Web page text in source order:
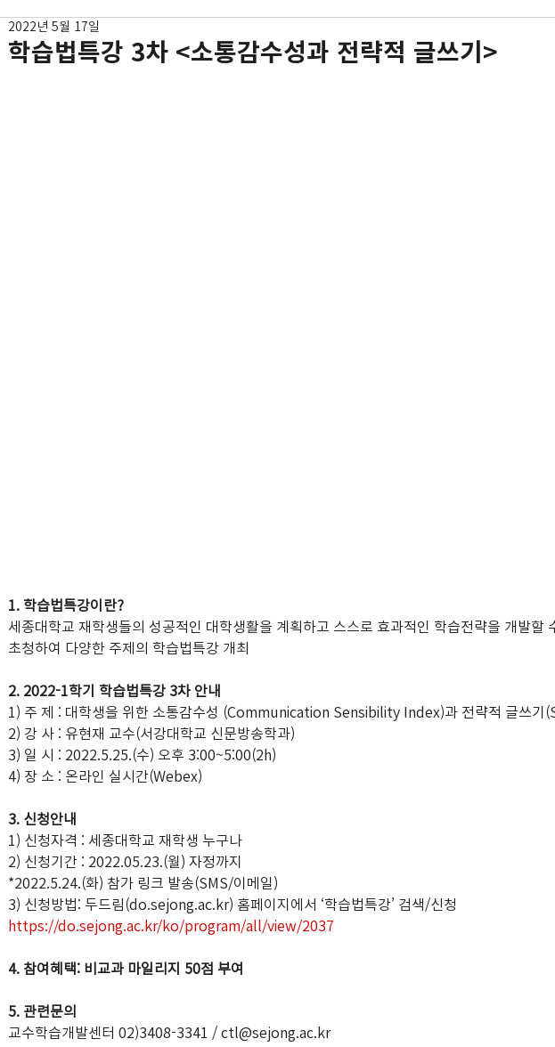
학습법특강 3차 <소통감수성과 전략적 글쓰기>
2022년 5월 17일
1. 학습법특강이란?
세종대학교 재학생들의 성공적인 대학생활을 계획하고 스스로 효과적인 학습전략을 개발할
초청하여 다양한 주제의 학습법특강 개최
2. 2022-1학기 학습법특강 3차 안내
1) 주 제 : 대학생을 위한 소통감수성 (Communication Sensibility Index)과 전략적 글쓰기
2) 강 사 : 유현재 교수(서강대학교 신문방송학과)
3) 일 시 : 2022.5.25.(수) 오후 3:00~5:00(2h)
4) 장 소 : 온라인 실시간(Webex)
3. 신청안내
1) 신청자격 : 세종대학교 재학생 누구나
2) 신청기간 : 2022.05.23.(월) 자정까지
*2022.5.24.(화) 참가 링크 발송(SMS/이메일)
3) 신청방법: 두드림(do.sejong.ac.kr) 홈페이지에서 ‘학습법특강’ 검색/신청
https://do.sejong.ac.kr/ko/program/all/view/2037
4. 참여혜택: 비교과 마일리지 50점 부여
5. 관련문의
교수학습개발센터 02)3408-3341 / ctl@sejong.ac.kr